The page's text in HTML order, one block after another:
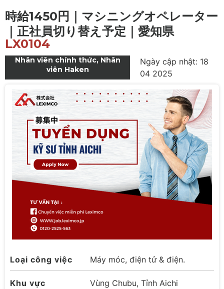
時給1450円｜マシニングオペレーター
｜正社員切り替え予定｜愛知県
LX0104
Nhân viên chính thức, Nhân
viên Haken
Ngày cập nhật: 18
04 2025
Loại công việc Máy móc, điện tử & điện.
Khu vực Vùng Chubu, Tỉnh Aichi